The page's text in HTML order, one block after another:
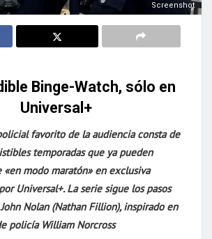
Screenshot
Binge-Watch, sólo en
Universal+
favorito de la audiencia consta de
temporadas que ya pueden
«en modo maratón» en exclusiva
Universal+. La serie sigue los pasos
Nolan (Nathan Fillion), inspirado en
policía William Norcross